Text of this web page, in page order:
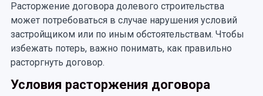
Расторжение договора долевого строительства
может потребоваться в случае нарушения условий
застройщиком или по иным обстоятельствам. Чтобы
избежать потерь, важно понимать, как правильно
расторгнуть договор.
Условия расторжения договора